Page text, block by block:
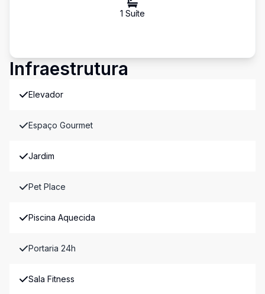
1 Suíte
Infraestrutura
Elevador
Espaço Gourmet
Jardim
Pet Place
Piscina Aquecida
Portaria 24h
Sala Fitness